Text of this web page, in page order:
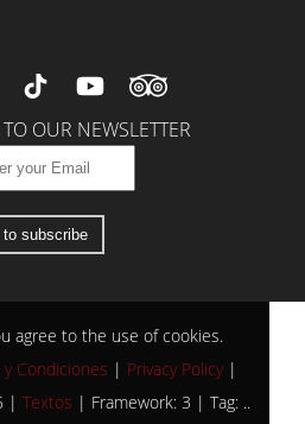
OUR NEWSLETTER
to subscribe
agree to the use of cookies.
Condiciones | Privacy Policy|
| Textos | Framework: 3 | Tag: ..